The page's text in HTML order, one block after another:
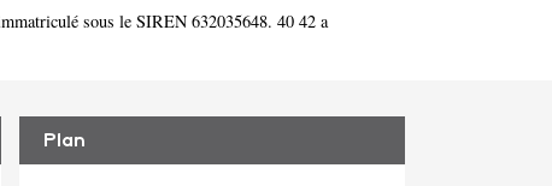
sous le SIREN 632035648. 40 42 a
Plan